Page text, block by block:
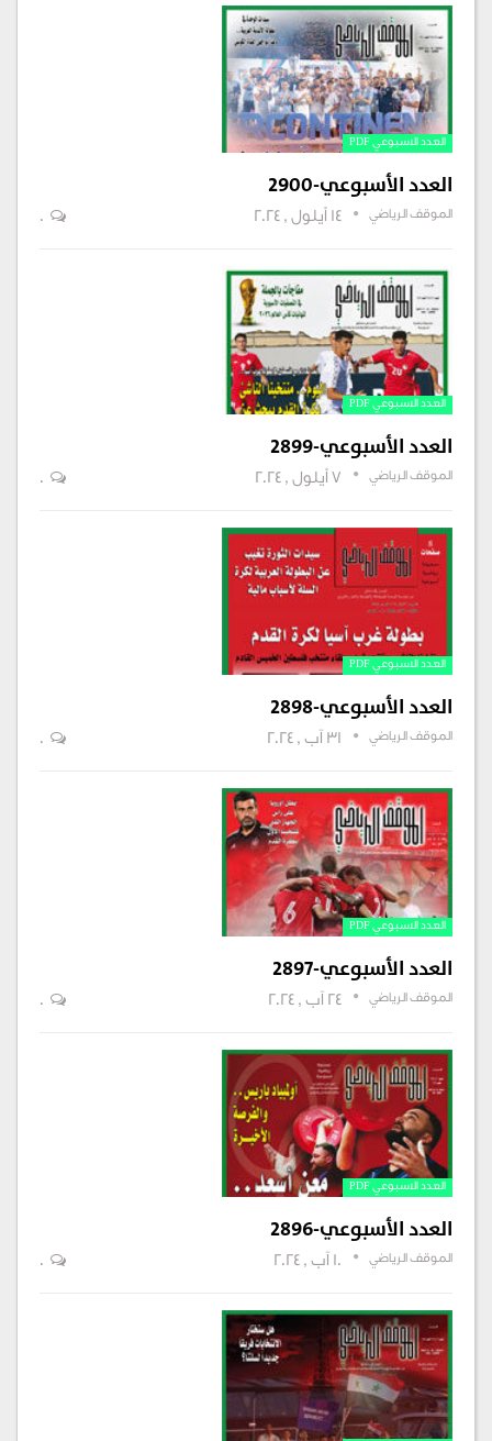
العدد الاسبوعي PDF
العدد الأسبوعي-2900
الموقف الرياضي 14 أيلول , 2024 0
العدد الاسبوعي PDF
العدد الأسبوعي-2899
الموقف الرياضي 0
العدد الاسبوعي PDF
العدد الأسبوعي-2898
الموقف الرياضي 31 آب , 2024 0
العدد الاسبوعي PDF
العدد الأسبوعي-2897
الموقف الرياضي 24 آب , 2024 0
العدد الاسبوعي PDF
العدد الأسبوعي-2896
الموقف الرياضي 0